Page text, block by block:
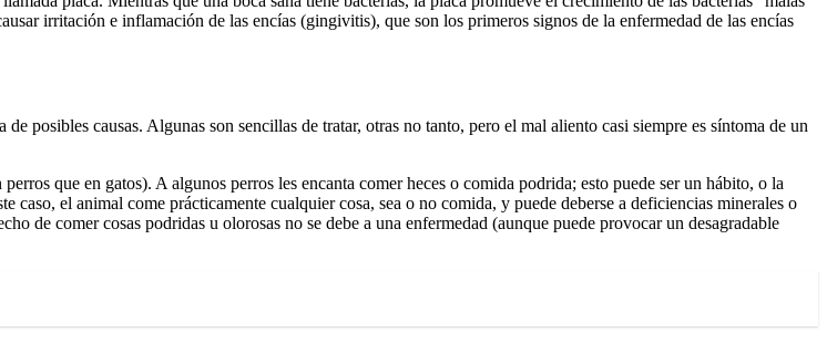
irritación e inflamación de las encías (gingivitis), que son los primeros signos de la enfermedad de las encías
posibles causas. Algunas son sencillas de tratar, otras no tanto, pero el mal aliento casi siempre es síntoma de un
que en gatos). A algunos perros les encanta comer heces o comida podrida; esto puede ser un hábito, o la
caso, el animal come prácticamente cualquier cosa, sea o no comida, y puede deberse a deficiencias minerales o
de comer cosas podridas u olorosas no se debe a una enfermedad (aunque puede provocar un desagradable